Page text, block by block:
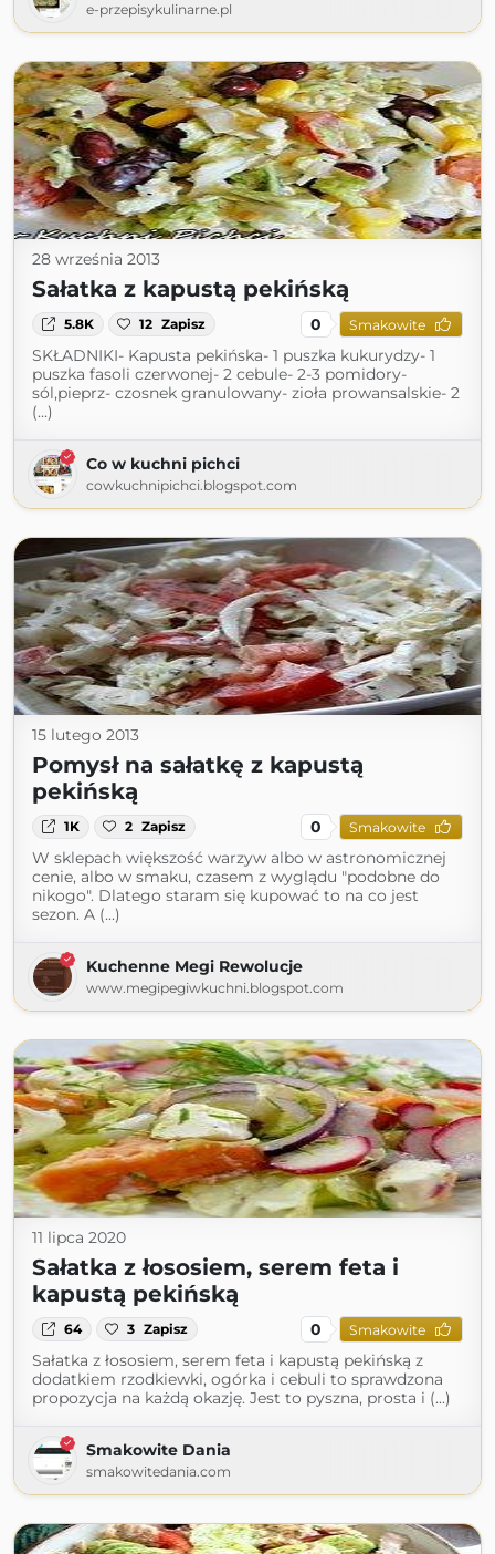
e-przepisykulinarne.pl
28 września 2013
Sałatka z kapustą pekińską
5.8K 12 Zapisz 0 Smakowite
SKŁADNIKI- Kapusta pekińska- 1 puszka kukurydzy- 1
puszka fasoli czerwonej- 2 cebule- 2-3 pomidory-
sól,pieprz- czosnek granulowany- zioła prowansalskie- 2
(...)
Co w kuchni pichci
cowkuchnipichci.blogspot.com
15 lutego 2013
Pomysł na sałatkę z kapustą
pekińską
1K 2 Zapisz 0 Smakowite
W sklepach większość warzyw albo w astronomicznej
cenie, albo w smaku, czasem z wyglądu "podobne do
nikogo". Dlatego staram się kupować to na co jest
sezon. A (...)
Kuchenne Megi Rewolucje
www.megipegiwkuchni.blogspot.com
11 lipca 2020
Sałatka z łososiem, serem feta i
kapustą pekińską
64 3 Zapisz 0 Smakowite
Sałatka z łososiem, serem feta i kapustą pekińską z
dodatkiem rzodkiewki, ogórka i cebuli to sprawdzona
propozycja na każdą okazję. Jest to pyszna, prosta i (...)
Smakowite Dania
smakowitedania.com